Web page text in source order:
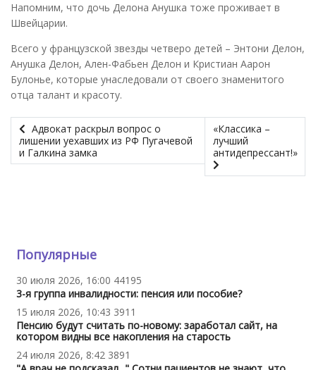
Напомним, что дочь Делона Анушка тоже проживает в
Швейцарии.
Всего у французской звезды четверо детей – Энтони Делон,
Анушка Делон, Ален-Фабьен Делон и Кристиан Аарон
Булонье, которые унаследовали от своего знаменитого
отца талант и красоту.
Адвокат раскрыл вопрос о
лишении уехавших из РФ Пугачевой
и Галкина замка
«Классика –
лучший
антидепрессант!»
Популярные
30 июля 2026, 16:00 44195
3-я группа инвалидности: пенсия или пособие?
15 июля 2026, 10:43 3911
Пенсию будут считать по-новому: заработал сайт, на
котором видны все накопления на старость
24 июля 2026, 8:42 3891